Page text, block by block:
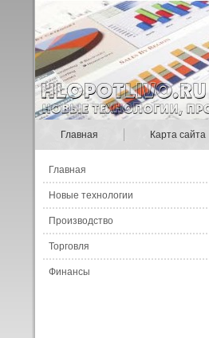
Главная Карта сайта
Главная
Новые технологии
Производство
Торговля
Финансы